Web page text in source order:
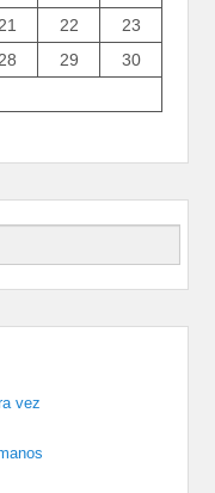
21 22
23
28 29
30
vez